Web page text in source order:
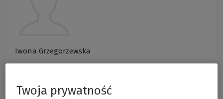
Iwona Grzegorzewska
Twoja prywatność